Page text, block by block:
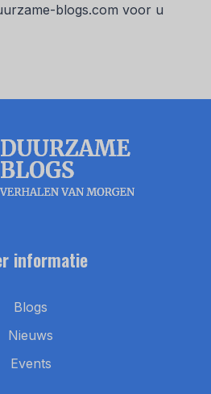
blogs.com voor u
informatie
Blogs
Nieuws
Events